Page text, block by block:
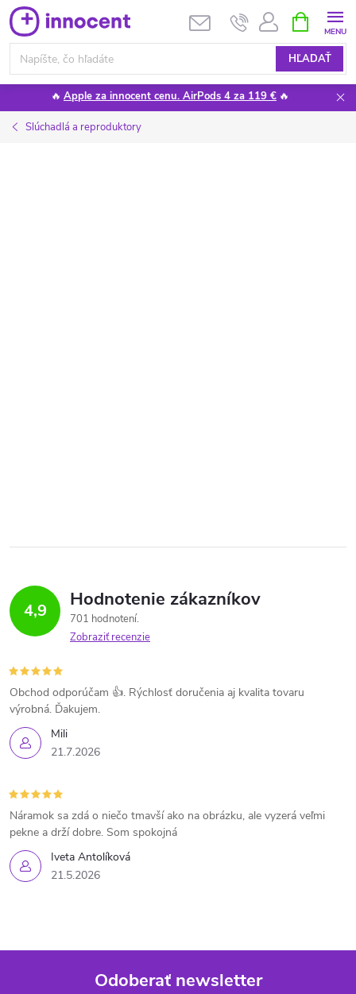
Prejsť
na
obsah
HĽADAŤ
KOŠÍK
🔥 Apple za innocent cenu. AirPods 4 za 119 € 🔥
Slúchadlá a reproduktory
4,9 Hodnotenie zákazníkov
701 hodnotení
Zobraziť recenzie
Mili
21.7.2026
Obchod odporúčam 👍. Rýchlosť doručenia aj kvalita tovaru
výrobná. Ďakujem.
Iveta Antolíková
21.5.2026
Náramok sa zdá o niečo tmavší ako na obrázku, ale vyzerá veľmi
pekne a drží dobre. Som spokojná
Odoberať newsletter